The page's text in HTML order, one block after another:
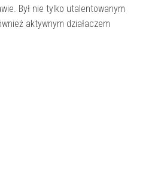
Był nie tylko utalentowanym
aktywnym działaczem